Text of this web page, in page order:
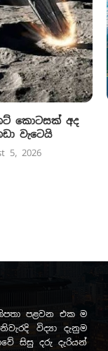
කොටසක් අද
වැටෙයි
5, 2026
පළවන එක ම
විද්‍යා දැනුම
සිසු දරු දැරියන්